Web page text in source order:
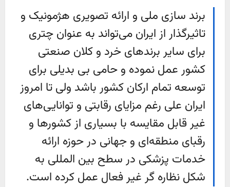
برند سازی ملی و ارائه تصویری هژمونیک و
تاثیرگذار از ایران می‌تواند به عنوان چتری
برای سایر برند‌های خرد و کلان صنعتی
کشور عمل نموده و حامی بی بدیلی برای
توسعه تمام ارکان کشور باشد ولی تا امروز
ایران علی رغم مزایای رقابتی و توانایی‌های
غیر قابل مقایسه با بسیاری از کشور‌ها و
رقبای منطقه‌ای و جهانی در حوزه ارائه
خدمات پزشکی در سطح بین المللی به
شکل نظاره گر غیر فعال عمل کرده است.